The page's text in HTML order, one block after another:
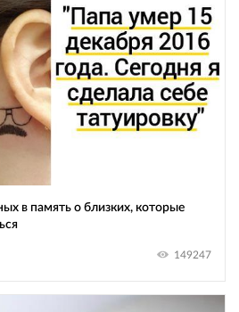
в память о близких, которые
149247